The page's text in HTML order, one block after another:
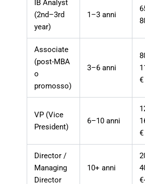
IB Analyst
(2nd–3rd
year)
1–3 anni
Associate
(post-MBA
o
promosso)
3–6 anni
€
VP (Vice
President)
6–10 anni
€
Director /
Managing
Director
10+ anni